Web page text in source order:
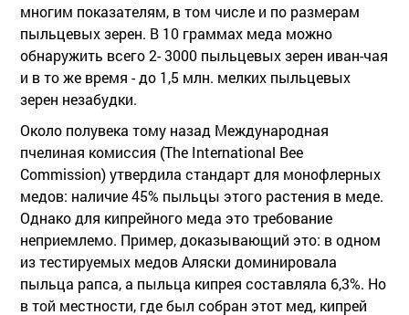
многим показателям, в том числе и по размерам
пыльцевых зерен. В 10 граммах меда можно
обнаружить всего 2- 3000 пыльцевых зерен иван-чая
и в то же время - до 1,5 млн. мелких пыльцевых
зерен незабудки.
Около полувека тому назад Международная
пчелиная комиссия (The International Bee
Commission) утвердила стандарт для монофлерных
медов: наличие 45% пыльцы этого растения в меде.
Однако для кипрейного меда это требование
неприемлемо. Пример, доказывающий это: в одном
из тестируемых медов Аляски доминировала
пыльца рапса, а пыльца кипрея составляла 6,3%. Но
в той местности, где был собран этот мед, кипрей